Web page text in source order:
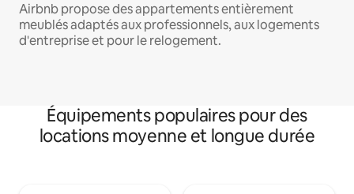
Airbnb propose des appartements entièrement
meublés adaptés aux professionnels, aux logements
d'entreprise et pour le relogement.
Équipements populaires pour des
locations moyenne et longue durée